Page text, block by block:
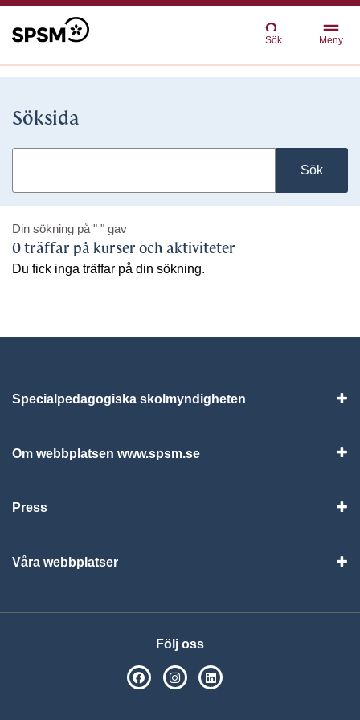
Sök Meny
Söksida
Sök
Din sökning på " " gav
0 träffar på kurser och aktiviteter
Du fick inga träffar på din sökning.
Specialpedagogiska skolmyndigheten
Om webbplatsen www.spsm.se
Press
Våra webbplatser
Följ oss
SPSM på Facebook
SPSM på Instagram